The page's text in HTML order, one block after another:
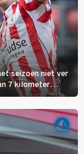
seizoen niet ver
7 kilometer
Ferri aan van